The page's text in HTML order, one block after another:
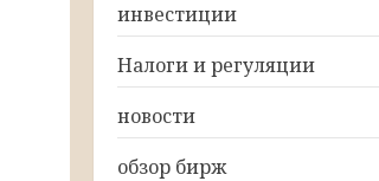
инвестиции
Налоги и регуляции
новости
обзор бирж